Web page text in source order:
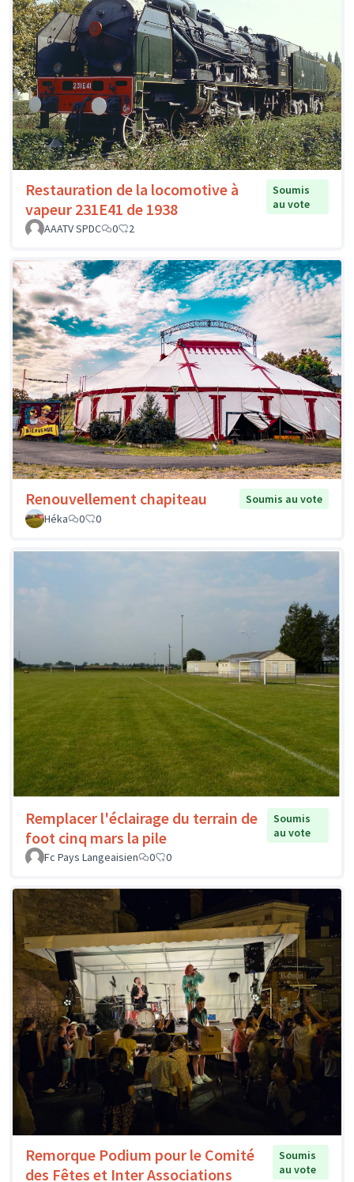
Restauration de la locomotive à
vapeur 231E41 de 1938
Soumis
au vote
AAATV SPDC
0 2
Renouvellement chapiteau
Soumis au vote
Héka
0 0
Remplacer l'éclairage du terrain de
foot cinq mars la pile
Soumis
au vote
Fc Pays Langeaisien
0 0
Remorque Podium pour le Comité
des Fêtes et Inter Associations
Soumis
au vote